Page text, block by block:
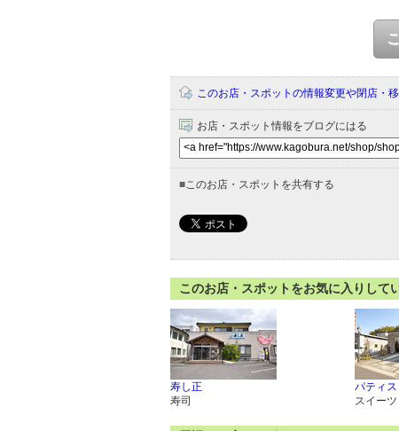
このお店・スポットの情報変更や閉店・
お店・スポット情報をブログにはる
■ このお店・スポットを共有する
このお店・スポットをお気に入りして
寿し正
寿司
パティ
スイーツ